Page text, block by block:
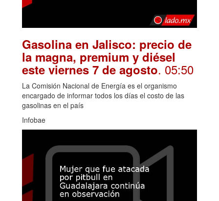
Gasolina en Jalisco: precio de
la magna, premium y diésel
este viernes 7 de agosto. 05:50
La Comisión Nacional de Energía es el organismo
encargado de informar todos los días el costo de las
gasolinas en el país
Infobae